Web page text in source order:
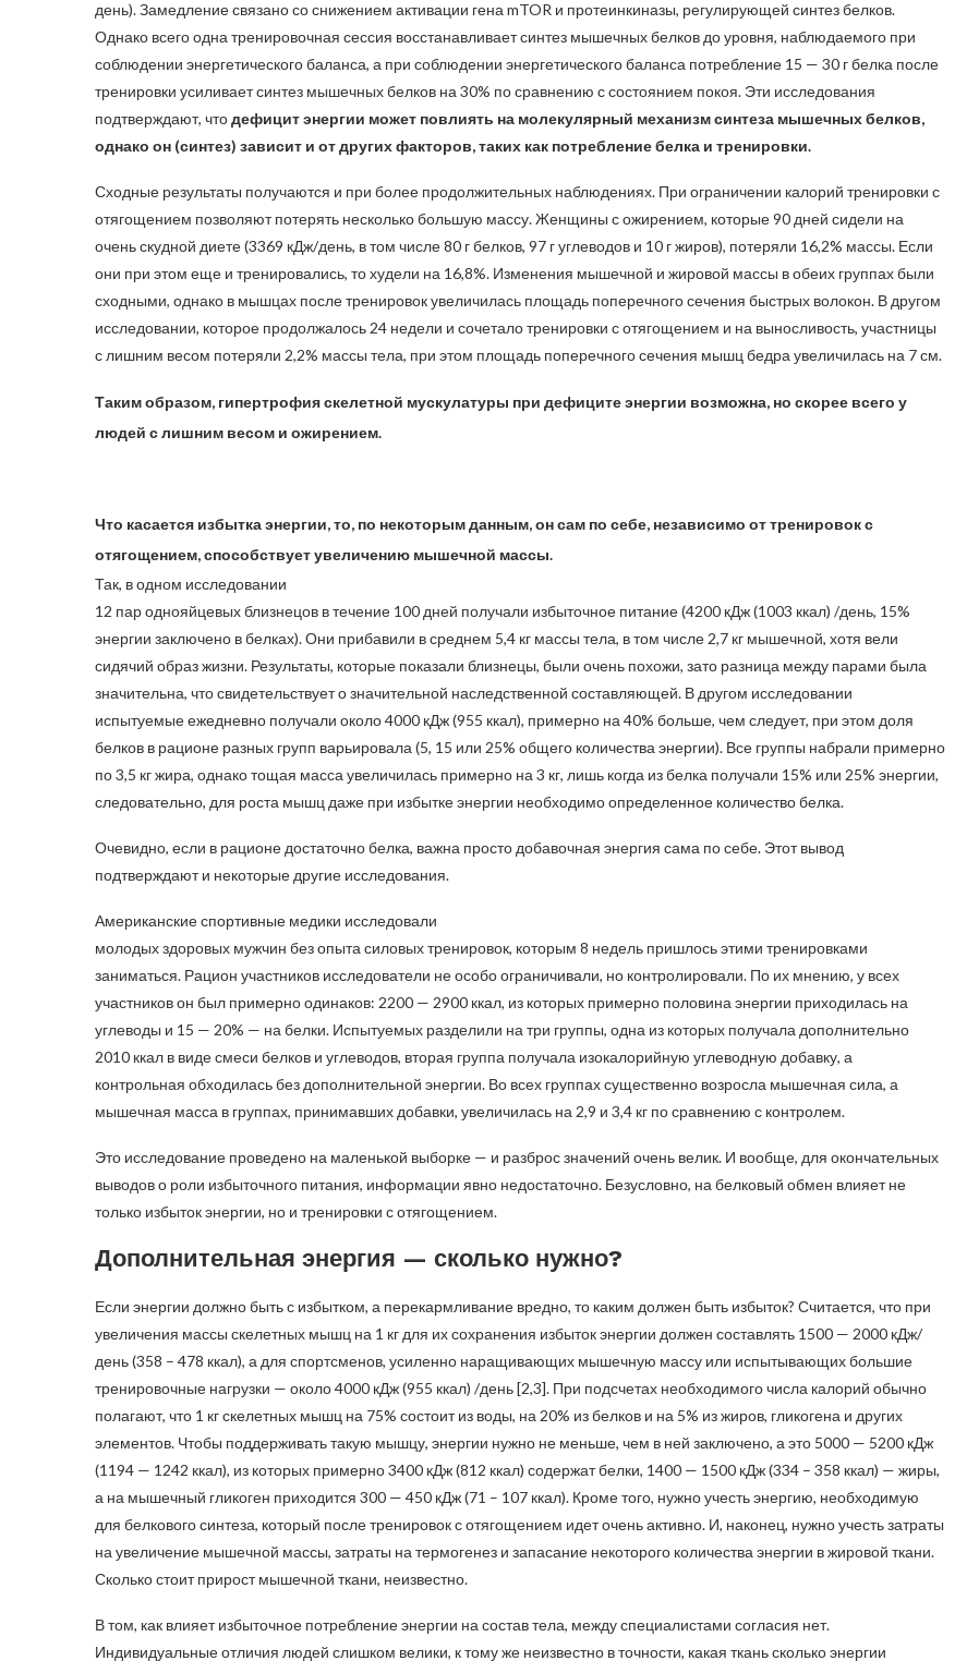
день). Замедление связано со снижением активации гена mTOR и протеинкиназы, регулирующей синтез белков.
Однако всего одна тренировочная сессия восстанавливает синтез мышечных белков до уровня, наблюдаемого при
соблюдении энергетического баланса, а при соблюдении энергетического баланса потребление 15 — 30 г белка после
тренировки усиливает синтез мышечных белков на 30% по сравнению с состоянием покоя. Эти исследования
подтверждают, чтодефицит энергии может повлиять на молекулярный механизм синтеза мышечных белков,
однако он (синтез) зависит и от других факторов, таких как потребление белка и тренировки.
Сходные результаты получаются и при более продолжительных наблюдениях. При ограничении калорий тренировки с
отягощением позволяют потерять несколько большую массу. Женщины с ожирением, которые 90 дней сидели на
очень скудной диете (3369 кДж/день, в том числе 80 г белков, 97 г углеводов и 10 г жиров), потеряли 16,2% массы. Если
они при этом еще и тренировались, то худели на 16,8%. Изменения мышечной и жировой массы в обеих группах были
сходными, однако в мышцах после тренировок увеличилась площадь поперечного сечения быстрых волокон. В другом
исследовании, которое продолжалось 24 недели и сочетало тренировки с отягощением и на выносливость, участницы
с лишним весом потеряли 2,2% массы тела, при этом площадь поперечного сечения мышц бедра увеличилась на 7 см.
Таким образом, гипертрофия скелетной мускулатуры при дефиците энергии возможна, но скорее всего у
людей с лишним весом и ожирением.
Что касается избытка энергии, то, по некоторым данным, он сам по себе, независимо от тренировок с
отягощением, способствует увеличению мышечной массы.
Так, в одном исследовании
12 пар однояйцевых близнецов в течение 100 дней получали избыточное питание (4200 кДж (1003 ккал) /день, 15%
энергии заключено в белках). Они прибавили в среднем 5,4 кг массы тела, в том числе 2,7 кг мышечной, хотя вели
сидячий образ жизни. Результаты, которые показали близнецы, были очень похожи, зато разница между парами была
значительна, что свидетельствует о значительной наследственной составляющей. В другом исследовании
испытуемые ежедневно получали около 4000 кДж (955 ккал), примерно на 40% больше, чем следует, при этом доля
белков в рационе разных групп варьировала (5, 15 или 25% общего количества энергии). Все группы набрали примерно
по 3,5 кг жира, однако тощая масса увеличилась примерно на 3 кг, лишь когда из белка получали 15% или 25% энергии,
следовательно, для роста мышц даже при избытке энергии необходимо определенное количество белка.
Очевидно, если в рационе достаточно белка, важна просто добавочная энергия сама по себе. Этот вывод
подтверждают и некоторые другие исследования.
Американские спортивные медики исследовали
молодых здоровых мужчин без опыта силовых тренировок, которым 8 недель пришлось этими тренировками
заниматься. Рацион участников исследователи не особо ограничивали, но контролировали. По их мнению, у всех
участников он был примерно одинаков: 2200 — 2900 ккал, из которых примерно половина энергии приходилась на
углеводы и 15 — 20% — на белки. Испытуемых разделили на три группы, одна из которых получала дополнительно
2010 ккал в виде смеси белков и углеводов, вторая группа получала изокалорийную углеводную добавку, а
контрольная обходилась без дополнительной энергии. Во всех группах существенно возросла мышечная сила, а
мышечная масса в группах, принимавших добавки, увеличилась на 2,9 и 3,4 кг по сравнению с контролем.
Это исследование проведено на маленькой выборке — и разброс значений очень велик. И вообще, для окончательных
выводов о роли избыточного питания, информации явно недостаточно. Безусловно, на белковый обмен влияет не
только избыток энергии, но и тренировки с отягощением.
Дополнительная энергия — сколько нужно?
Если энергии должно быть с избытком, а перекармливание вредно, то каким должен быть избыток? Считается, что при
увеличения массы скелетных мышц на 1 кг для их сохранения избыток энергии должен составлять 1500 — 2000 кДж/
день (358 – 478 ккал), а для спортсменов, усиленно наращивающих мышечную массу или испытывающих большие
тренировочные нагрузки — около 4000 кДж (955 ккал) /день [2,3]. При подсчетах необходимого числа калорий обычно
полагают, что 1 кг скелетных мышц на 75% состоит из воды, на 20% из белков и на 5% из жиров, гликогена и других
элементов. Чтобы поддерживать такую мышцу, энергии нужно не меньше, чем в ней заключено, а это 5000 — 5200 кДж
(1194 — 1242 ккал), из которых примерно 3400 кДж (812 ккал) содержат белки, 1400 — 1500 кДж (334 – 358 ккал) — жиры,
а на мышечный гликоген приходится 300 — 450 кДж (71 – 107 ккал). Кроме того, нужно учесть энергию, необходимую
для белкового синтеза, который после тренировок с отягощением идет очень активно. И, наконец, нужно учесть затраты
на увеличение мышечной массы, затраты на термогенез и запасание некоторого количества энергии в жировой ткани.
Сколько стоит прирост мышечной ткани, неизвестно.
В том, как влияет избыточное потребление энергии на состав тела, между специалистами согласия нет.
Индивидуальные отличия людей слишком велики, к тому же неизвестно в точности, какая ткань сколько энергии